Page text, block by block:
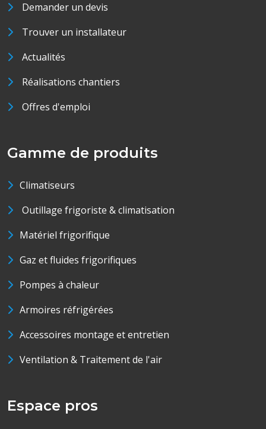
Demander un devis
Trouver un installateur
Actualités
Réalisations chantiers
Offres d'emploi
Gamme de produits
Climatiseurs
Outillage frigoriste & climatisation
Matériel frigorifique
Gaz et fluides frigorifiques
Pompes à chaleur
Armoires réfrigérées
Accessoires montage et entretien
Ventilation & Traitement de l'air
Espace pros